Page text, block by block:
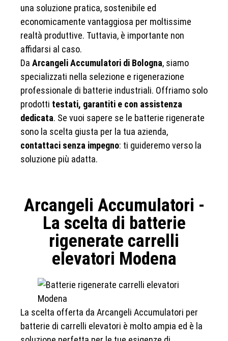
una soluzione pratica, sostenibile ed
economicamente vantaggiosa per moltissime
realtà produttive. Tuttavia, è importante non
affidarsi al caso.
Da Arcangeli Accumulatori di Bologna, siamo
specializzati nella selezione e rigenerazione
professionale di batterie industriali. Offriamo solo
prodotti testati, garantiti e con assistenza
dedicata. Se vuoi sapere se le batterie rigenerate
sono la scelta giusta per la tua azienda,
contattaci senza impegno: ti guideremo verso la
soluzione più adatta.
Arcangeli Accumulatori -
La scelta di batterie
rigenerate carrelli
elevatori Modena
La scelta offerta da Arcangeli Accumulatori per
batterie di carrelli elevatori è molto ampia ed è la